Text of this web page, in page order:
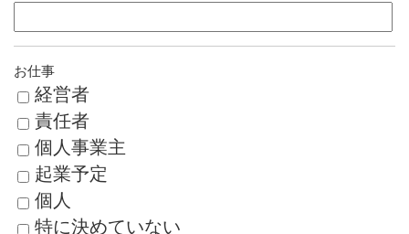
お仕事
経営者
責任者
個人事業主
起業予定
個人
特に決めていない